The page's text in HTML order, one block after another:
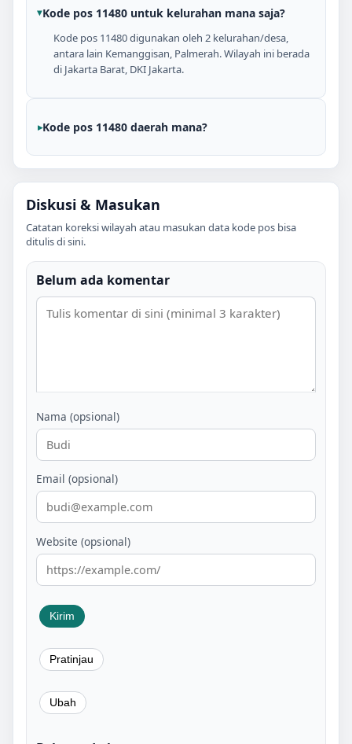
Kode pos 11480 untuk kelurahan mana saja?
Kode pos 11480 digunakan oleh 2 kelurahan/desa,
antara lain Kemanggisan, Palmerah. Wilayah ini berada
di Jakarta Barat, DKI Jakarta.
Kode pos 11480 daerah mana?
Diskusi & Masukan
Catatan koreksi wilayah atau masukan data kode pos bisa
ditulis di sini.
Belum ada komentar
Nama (opsional)
Email (opsional)
Website (opsional)